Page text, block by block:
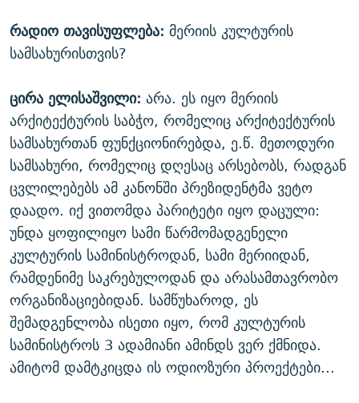
რადიო თავისუფლება: მერიის კულტურის
სამსახურისთვის?
ცირა ელისაშვილი: არა. ეს იყო მერიის
არქიტექტურის საბჭო, რომელიც არქიტექტურის
სამსახურთან ფუნქციონირებდა, ე.წ. მეთოდური
სამსახური, რომელიც დღესაც არსებობს, რადგან
ცვლილებებს ამ კანონში პრეზიდენტმა ვეტო
დაადო. იქ ვითომდა პარიტეტი იყო დაცული:
უნდა ყოფილიყო სამი წარმომადგენელი
კულტურის სამინისტროდან, სამი მერიიდან,
რამდენიმე საკრებულოდან და არასამთავრობო
ორგანიზაციებიდან. სამწუხაროდ, ეს
შემადგენლობა ისეთი იყო, რომ კულტურის
სამინისტროს 3 ადამიანი ამინდს ვერ ქმნიდა.
ამიტომ დამტკიცდა ის ოდიოზური პროექტები...